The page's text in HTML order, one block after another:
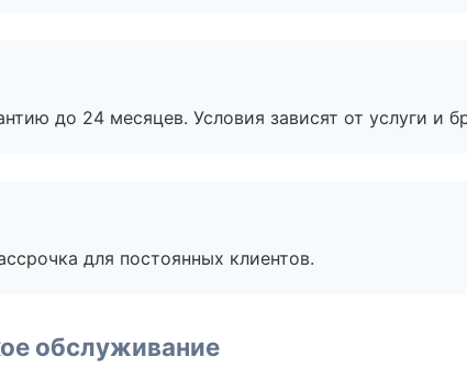
до 24 месяцев. Условия зависят от услуги и
для постоянных клиентов.
обслуживание